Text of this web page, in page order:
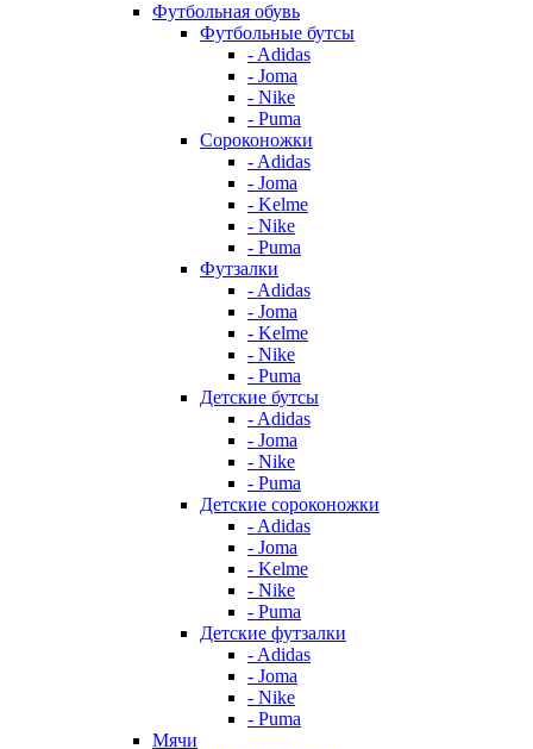
Футбольная обувь
Футбольные бутсы
- Adidas
- Joma
- Nike
- Puma
Сороконожки
- Adidas
- Joma
- Kelme
- Nike
- Puma
Футзалки
- Adidas
- Joma
- Kelme
- Nike
- Puma
Детские бутсы
- Adidas
- Joma
- Nike
- Puma
Детские сороконожки
- Adidas
- Joma
- Kelme
- Nike
- Puma
Детские футзалки
- Adidas
- Joma
- Nike
- Puma
Мячи